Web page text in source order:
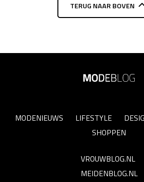
TERUG NAAR BOVEN
MODENIEUWS LIFESTYLE
SHOPPEN
VROUWBLOG.NL
MEIDENBLOG.NL